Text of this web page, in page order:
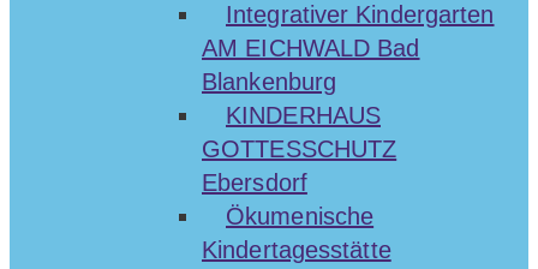
Integrativer Kindergarten
AM EICHWALD Bad
Blankenburg
KINDERHAUS
GOTTESSCHUTZ
Ebersdorf
Ökumenische
Kindertagesstätte